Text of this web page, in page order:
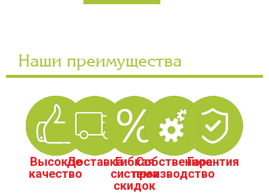
Наши преимущества
Высокое
качество
ДоставкаГибкая
система
скидок
Собственное
производство
Гарантия